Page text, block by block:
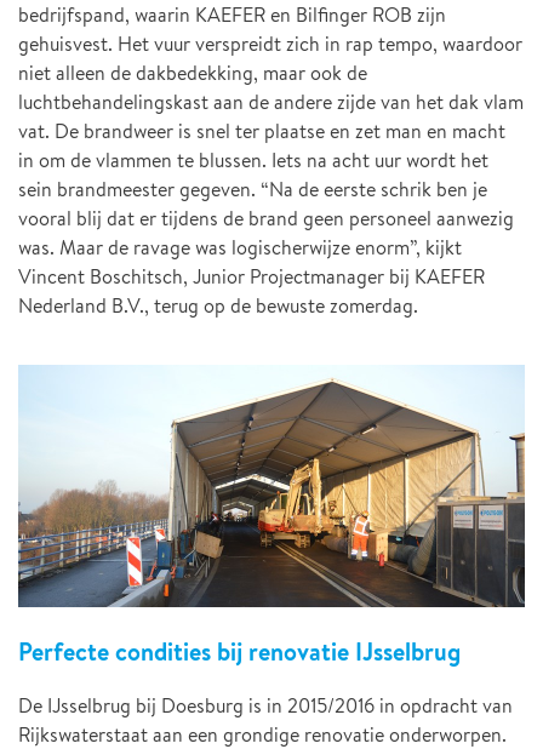
bedrijfspand, waarin KAEFER en Bilfinger ROB zijn
gehuisvest. Het vuur verspreidt zich in rap tempo, waardoor
niet alleen de dakbedekking, maar ook de
luchtbehandelingskast aan de andere zijde van het dak vlam
vat. De brandweer is snel ter plaatse en zet man en macht
in om de vlammen te blussen. Iets na acht uur wordt het
sein brandmeester gegeven. “Na de eerste schrik ben je
vooral blij dat er tijdens de brand geen personeel aanwezig
was. Maar de ravage was logischerwijze enorm”, kijkt
Vincent Boschitsch, Junior Projectmanager bij KAEFER
Nederland B.V., terug op de bewuste zomerdag.
Perfecte condities bij renovatie IJsselbrug
De IJsselbrug bij Doesburg is in 2015/2016 in opdracht van
Rijkswaterstaat aan een grondige renovatie onderworpen.